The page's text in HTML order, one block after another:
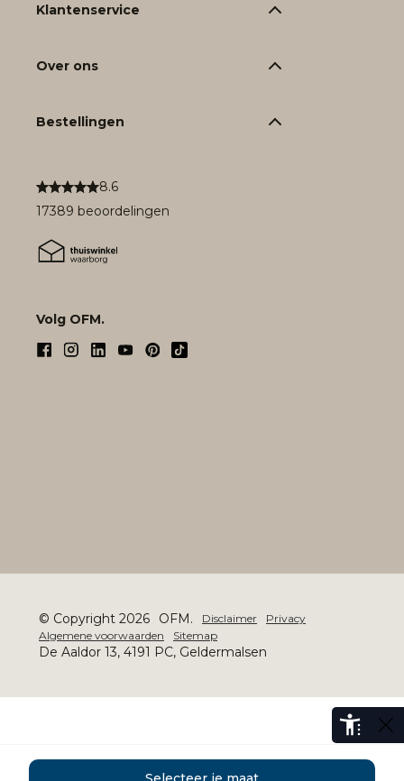
8.6
17389 beoordelingen
Volg OFM.
Klantenservice
Over ons
Bestellingen
© Copyright 2026 OFM. Disclaimer
Privacy
Algemene voorwaarden
Sitemap
De Aaldor 13, 4191 PC, Geldermalsen